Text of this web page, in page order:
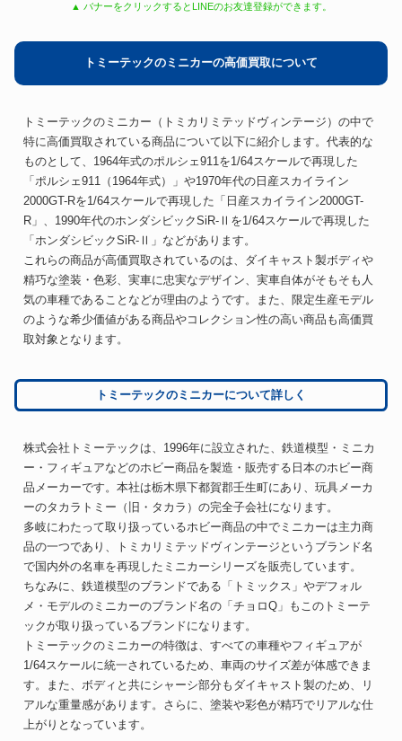
▲ バナーをクリックするとLINEのお友達登録ができます。
トミーテックのミニカーの高価買取について
トミーテックのミニカー（トミカリミテッドヴィンテージ）の中で
特に高価買取されている商品について以下に紹介します。代表的な
ものとして、1964年式のポルシェ911を1/64スケールで再現した
「ポルシェ911（1964年式）」や1970年代の日産スカイライン
2000GT-Rを1/64スケールで再現した「日産スカイライン2000GT-
R」、1990年代のホンダシビックSiR-Ⅱを1/64スケールで再現した
「ホンダシビックSiR-Ⅱ」などがあります。
これらの商品が高価買取されているのは、ダイキャスト製ボディや
精巧な塗装・色彩、実車に忠実なデザイン、実車自体がそもそも人
気の車種であることなどが理由のようです。また、限定生産モデル
のような希少価値がある商品やコレクション性の高い商品も高価買
取対象となります。
トミーテックのミニカーについて詳しく
株式会社トミーテックは、1996年に設立された、鉄道模型・ミニカ
ー・フィギュアなどのホビー商品を製造・販売する日本のホビー商
品メーカーです。本社は栃木県下都賀郡壬生町にあり、玩具メーカ
ーのタカラトミー（旧・タカラ）の完全子会社になります。
多岐にわたって取り扱っているホビー商品の中でミニカーは主力商
品の一つであり、トミカリミテッドヴィンテージというブランド名
で国内外の名車を再現したミニカーシリーズを販売しています。
ちなみに、鉄道模型のブランドである「トミックス」やデフォル
メ・モデルのミニカーのブランド名の「チョロQ」もこのトミーテ
ックが取り扱っているブランドになります。
トミーテックのミニカーの特徴は、すべての車種やフィギュアが
1/64スケールに統一されているため、車両のサイズ差が体感できま
す。また、ボディと共にシャーシ部分もダイキャスト製のため、リ
アルな重量感があります。さらに、塗装や彩色が精巧でリアルな仕
上がりとなっています。